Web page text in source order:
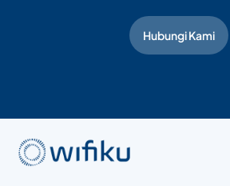
Hubungi Kami